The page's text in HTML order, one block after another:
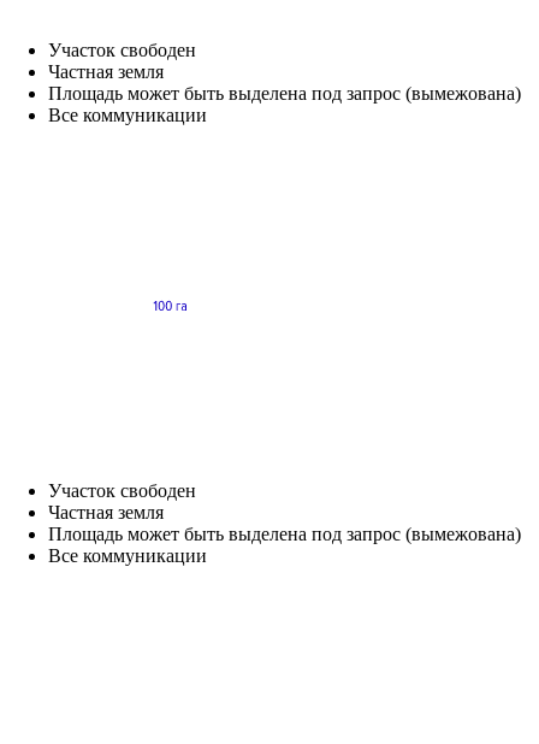
Участок свободен
Частная земля
Площадь может быть выделена под запрос (вымежована)
Все коммуникации
Участок свободен
Частная земля
Площадь может быть выделена под запрос (вымежована)
Все коммуникации